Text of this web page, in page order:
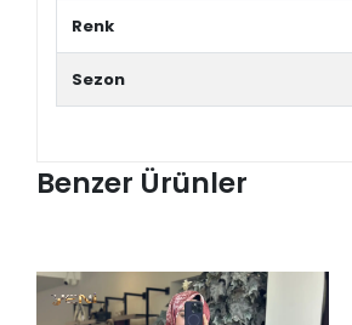
Renk
Sezon
Benzer Ürünler